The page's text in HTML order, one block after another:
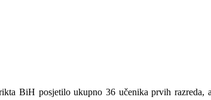
BiH posjetilo ukupno 36 učenika prvih